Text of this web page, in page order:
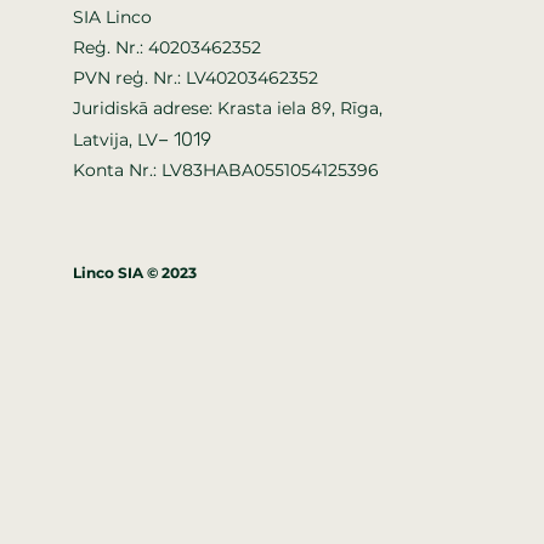
SIA Linco
Reģ. Nr.: 40203462352
PVN reģ. Nr.: LV40203462352
Juridiskā adrese: Krasta iela89, Rīga,
Latvija, LV– 1019
Konta Nr.: LV83HABA0551054125396
Linco SIA © 2023